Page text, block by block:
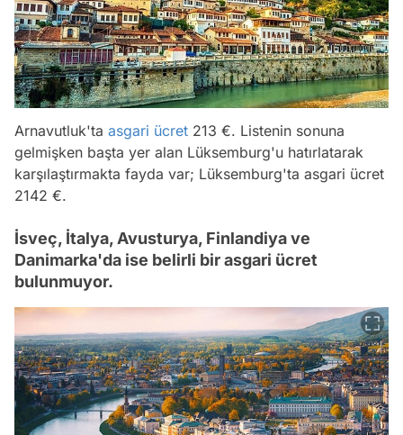
Arnavutluk'ta asgari ücret 213 €. Listenin sonuna
gelmişken başta yer alan Lüksemburg'u hatırlatarak
karşılaştırmakta fayda var; Lüksemburg'ta asgari ücret
2142 €.
İsveç, İtalya, Avusturya, Finlandiya ve
Danimarka'da ise belirli bir asgari ücret
bulunmuyor.